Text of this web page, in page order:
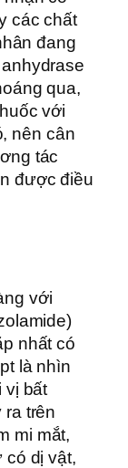
các chất
đang
qua,
với
nên cân
tác
được điều
với
nhất có
là nhìn
vị bất
trên
mi mắt,
có dị vật,